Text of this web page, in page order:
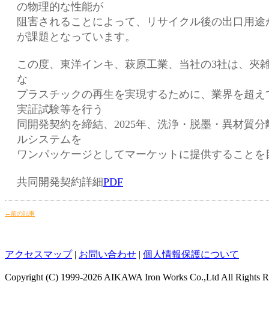
の物理的な性能が
阻害されることによって、リサイクル後の出口用
が課題となっています。
この度、東洋インキ、萩原工業、当社の3社は、夾
な
プラスチックの再生を実現するために、業界を超
実証試験等を行う
同開発契約を締結、2025年、洗浄・脱墨・異材質
ルシステムを
ワンパッケージとしてマーケットに提供すること
共同開発契約詳細PDF
←前の記事
アクセスマップ| お問い合わせ | 個人情報保護について
Copyright (C) 1999-2026 AIKAWA Iron Works Co.,Ltd All Rights